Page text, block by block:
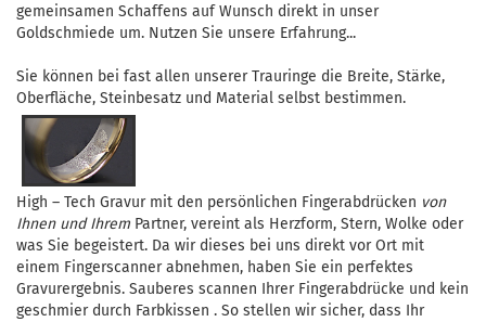
gemeinsamen Schaffens auf Wunsch direkt in unser
Goldschmiede um. Nutzen Sie unsere Erfahrung...
Sie können bei fast allen unserer Trauringe die Breite, Stärke,
Oberfläche, Steinbesatz und Material selbst bestimmen.
High – Tech Gravur mit den persönlichen Fingerabdrücken von
Ihnen und Ihrem Partner, vereint als Herzform, Stern, Wolke oder
was Sie begeistert. Da wir dieses bei uns direkt vor Ort mit
einem Fingerscanner abnehmen, haben Sie ein perfektes
Gravurergebnis. Sauberes scannen Ihrer Fingerabdrücke und kein
geschmier durch Farbkissen . So stellen wir sicher, dass Ihr